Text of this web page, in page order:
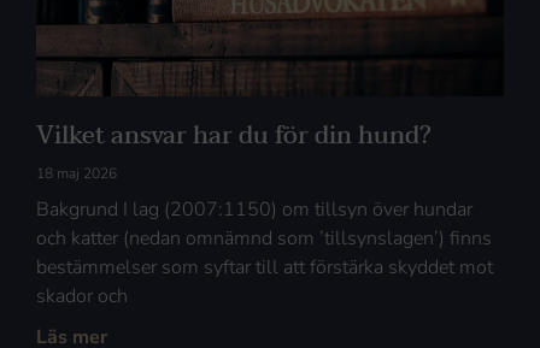
Vilket ansvar har du för din hund?
18 maj 2026
Bakgrund I lag (2007:1150) om tillsyn över hundar
och katter (nedan omnämnd som ’tillsynslagen’) finns
bestämmelser som syftar till att förstärka skyddet mot
skador och
Läs mer